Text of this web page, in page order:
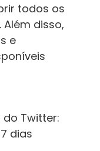
todos os
disso,
e
Twitter:
dias